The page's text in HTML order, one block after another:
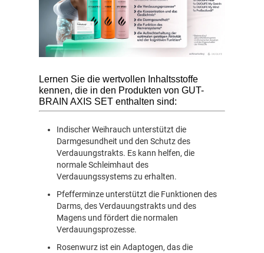
Lernen Sie die wertvollen Inhaltsstoffe
kennen, die in den Produkten von GUT-
BRAIN AXIS SET enthalten sind:
Indischer Weihrauch unterstützt die
Darmgesundheit und den Schutz des
Verdauungstrakts. Es kann helfen, die
normale Schleimhaut des
Verdauungssystems zu erhalten.
Pfefferminze unterstützt die Funktionen des
Darms, des Verdauungstrakts und des
Magens und fördert die normalen
Verdauungsprozesse.
Rosenwurz ist ein Adaptogen, das die